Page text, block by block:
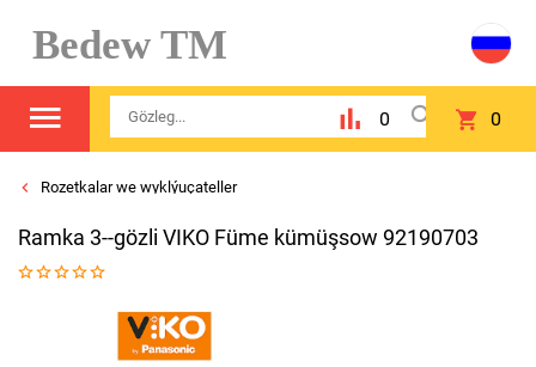
Bedew TM
0 0
Rozetkalar we wyklýuçateller
Ramka 3--gözli VIKO Füme kümüşsow 92190703